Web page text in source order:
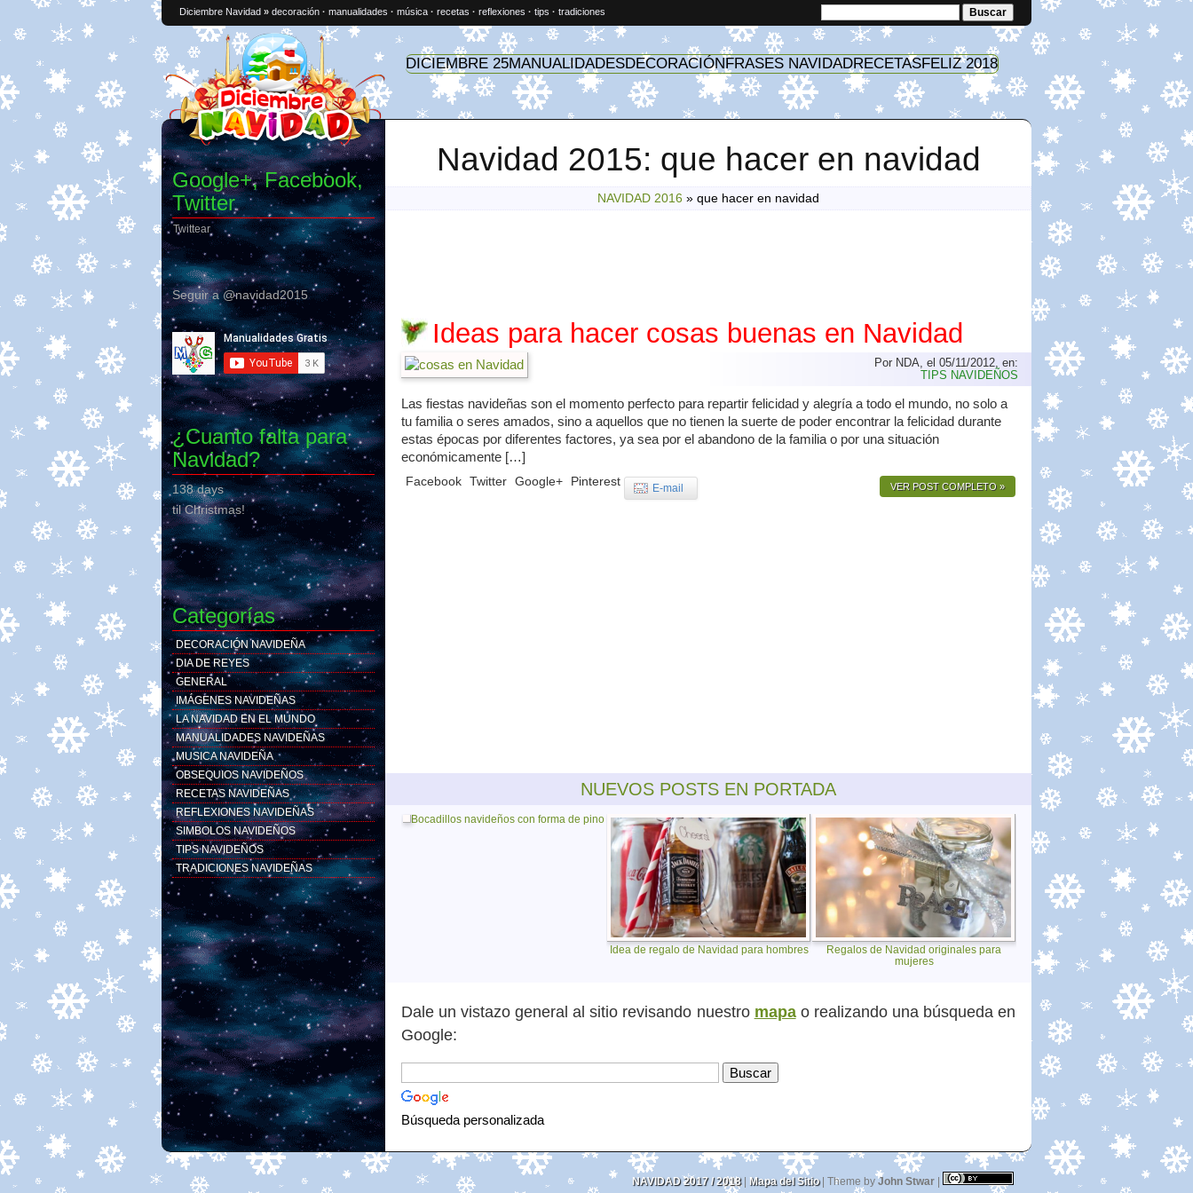
Diciembre Navidad » decoración · manualidades · música · recetas · reflexiones · tips · tradiciones
DICIEMBRE 25MANUALIDADESDECORACIÓNFRASES NAVIDADRECETASFELIZ 2018
Navidad 2015: que hacer en navidad
NAVIDAD 2016 » que hacer en navidad
Ideas para hacer cosas buenas en Navidad
Por NDA, el 05/11/2012, en:
TIPS NAVIDEÑOS
Las fiestas navideñas son el momento perfecto para repartir felicidad y alegría a todo el mundo, no solo a
tu familia o seres amados, sino a aquellos que no tienen la suerte de poder encontrar la felicidad durante
estas épocas por diferentes factores, ya sea por el abandono de la familia o por una situación
económicamente […]
Facebook Twitter Google+ Pinterest E-mail VER POST COMPLETO »
NUEVOS POSTS EN PORTADA
Bocadillos navideños con forma de pino
Idea de regalo de Navidad para hombres
Regalos de Navidad originales para
mujeres
Dale un vistazo general al sitio revisando nuestro mapao realizando una búsqueda en
Google:
Búsqueda personalizada
Google+, Facebook,
Twitter
Twittear
Seguir a @navidad2015
¿Cuanto falta para
Navidad?
138 days
til Christmas!
Categorías
DECORACIÓN NAVIDEÑA
DIA DE REYES
GENERAL
IMÁGENES NAVIDEÑAS
LA NAVIDAD EN EL MUNDO
MANUALIDADES NAVIDEÑAS
MUSICA NAVIDEÑA
OBSEQUIOS NAVIDEÑOS
RECETAS NAVIDEÑAS
REFLEXIONES NAVIDEÑAS
SIMBOLOS NAVIDEÑOS
TIPS NAVIDEÑOS
TRADICIONES NAVIDEÑAS
NAVIDAD 2017 / 2018| Mapa del Sitio| Theme by John Stwar